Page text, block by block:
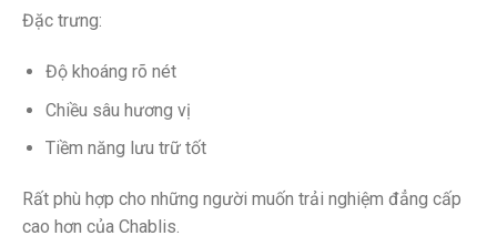
Đặc trưng:
Độ khoáng rõ nét
Chiều sâu hương vị
Tiềm năng lưu trữ tốt
Rất phù hợp cho những người muốn trải nghiệm đẳng cấp
cao hơn của Chablis.